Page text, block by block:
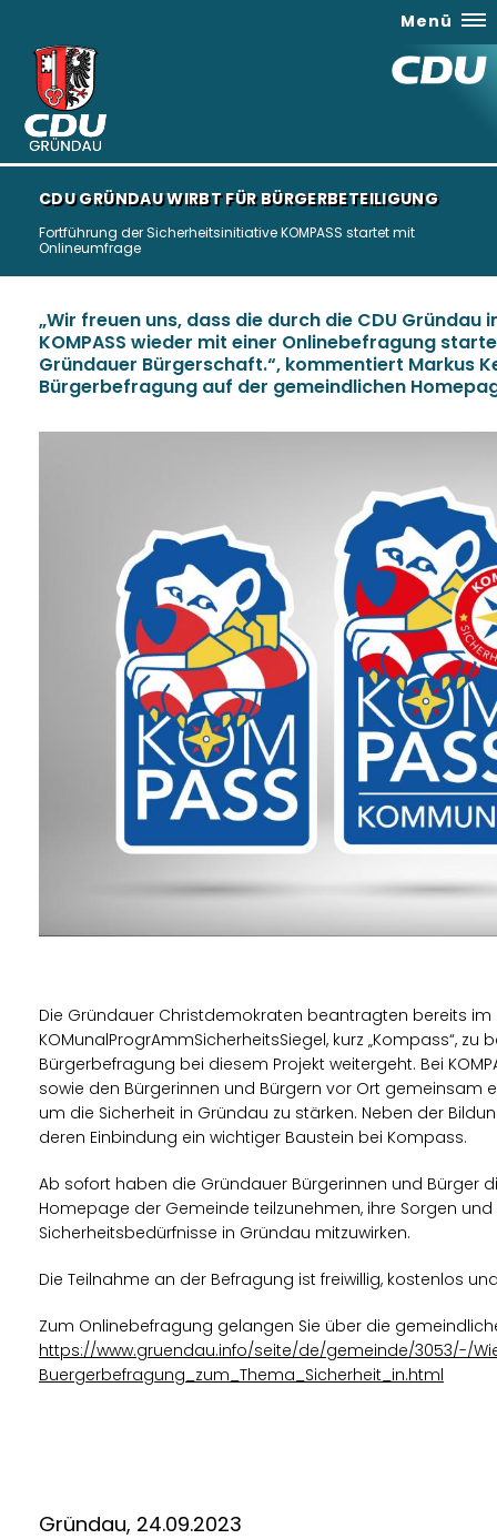
Menü
CDU GRÜNDAU WIRBT FÜR BÜRGERBETEILIGUNG
Fortführung der Sicherheitsinitiative KOMPASS startet mit
Onlineumfrage
Wir freuen uns, dass die durch die CDU
KOMPASS wieder mit einer Onlinebefragung
Gründauer Bürgerschaft.“, kommentiert Markus
Bürgerbefragung auf der gemeindlichen
Die Gründauer Christdemokraten beantragten bereits
KOMunalProgrAmmSicherheitsSiegel, kurz „Kompass“,
Bürgerbefragung bei diesem Projekt weitergeht. Bei
sowie den Bürgerinnen und Bürgern vor Ort
um die Sicherheit in Gründau zu stärken. Neben der
deren Einbindung ein wichtiger Baustein bei Kompass.
Ab sofort haben die Gründauer Bürgerinnen und Bürger
Homepage der Gemeinde teilzunehmen, ihre Sorgen
Sicherheitsbedürfnisse in Gründau mitzuwirken.
Die Teilnahme an der Befragung ist freiwillig, kostenlos
Zum Onlinebefragung gelangen Sie über die
https://www.gruendau.info/seite/de/gemeinde/3053/-/
Buergerbefragung_zum_Thema_Sicherheit_in.html
Gründau, 24.09.2023